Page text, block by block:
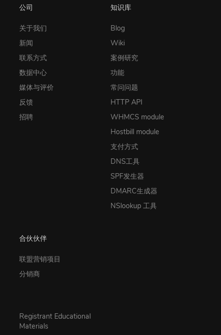
公司
关于我们
新闻
联系方式
数据中心
媒体与评价
反馈
招聘
知识库
Blog
Wiki
案例研究
功能
常问问题
HTTP API
WHMCS module
Hostbill module
支付方式
DNS工具
SPF发生器
DMARC生成器
NSlookup 工具
合伙伙伴
联盟营销项目
分销商
Registrant Educational
Materials